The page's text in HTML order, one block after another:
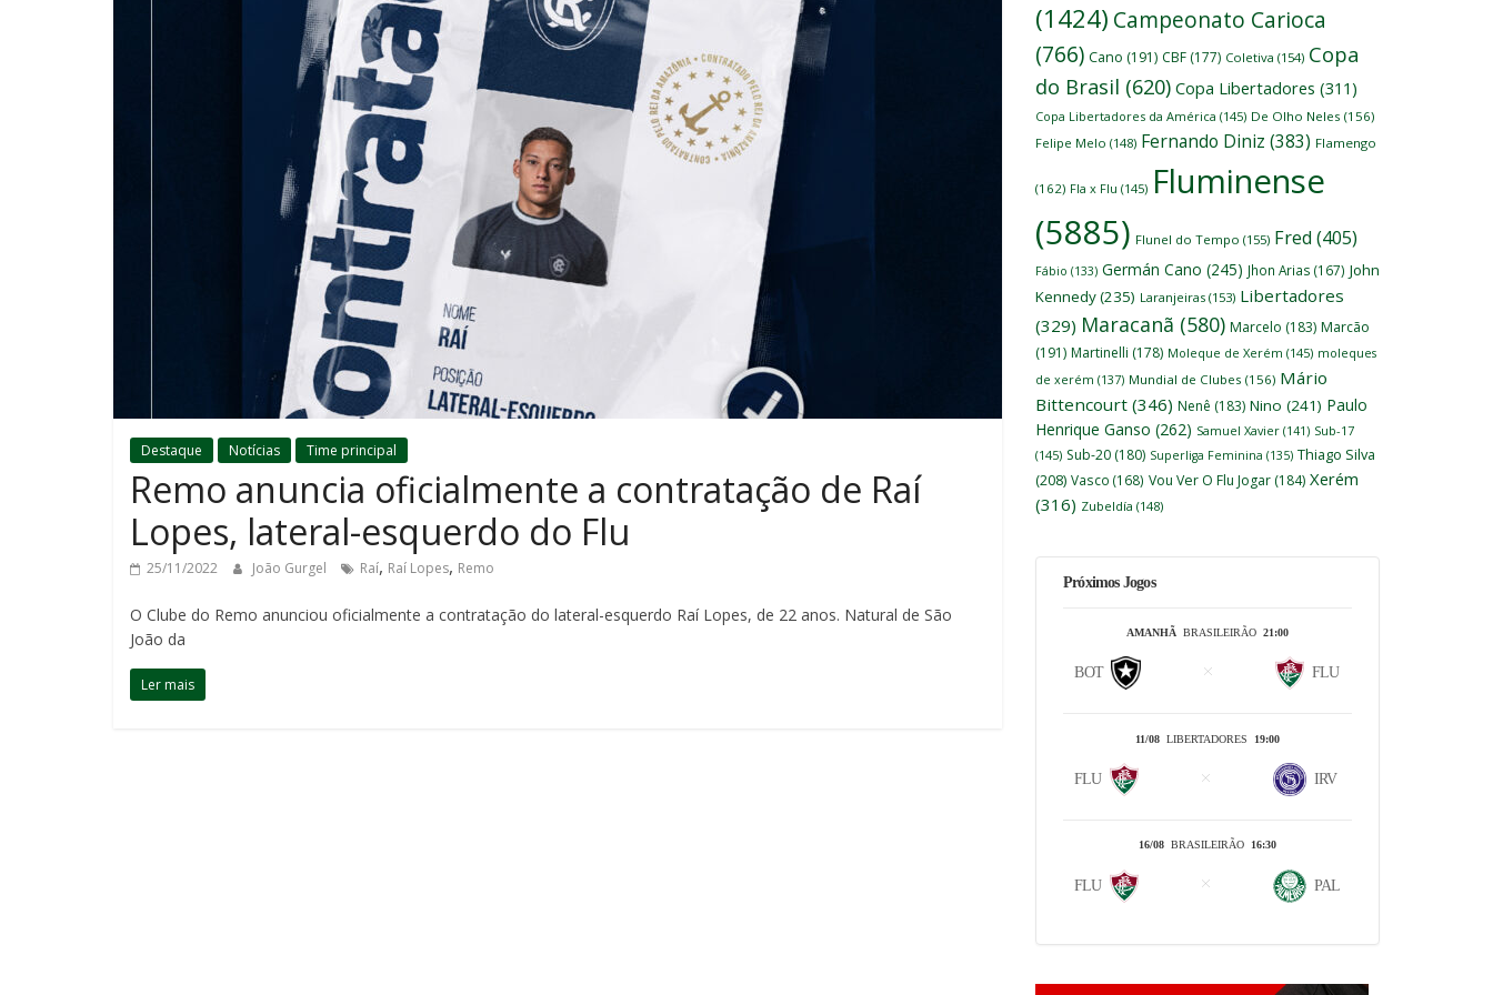
Destaque Notícias Time principal
Remo anuncia oficialmente a contratação de Raí
Lopes, lateral-esquerdo do Flu
25/11/2022 João Gurgel Raí, Raí Lopes, Remo
O Clube do Remo anunciou oficialmente a contratação do lateral-esquerdo Raí Lopes, de 22 anos. Natural de São
João da
Ler mais
(1424) Campeonato Carioca
(766) Cano (191) CBF (177) Coletiva (154) Copa
do Brasil (620) Copa Libertadores (311)
Copa Libertadores da América (145) De Olho Neles (156)
Felipe Melo (148) Fernando Diniz (383) Flamengo
(162) Fla x Flu (145) Fluminense
(5885) Flunel do Tempo (155) Fred (405)
Fábio (133) Germán Cano (245) Jhon Arias (167) John
Kennedy(235) Laranjeiras (153) Libertadores
(329) Maracanã (580) Marcelo (183) Marcão
(191) Martinelli (178) Moleque de Xerém (145) moleques
de xerém (137) Mundial de Clubes (156) Mário
Bittencourt (346) Nenê (183) Nino (241) Paulo
Henrique Ganso (262) Samuel Xavier (141) Sub-17
(145) Sub-20 (180) Superliga Feminina (135) Thiago Silva
(208) Vasco (168) Vou Ver O Flu Jogar (184) Xerém
(316) Zubeldía (148)
Próximos Jogos
AMANHÃ BRASILEIRÃO 21:00
BOT FLU
11/08 LIBERTADORES 19:00
FLU IRV
16/08 BRASILEIRÃO 16:30
FLU PAL